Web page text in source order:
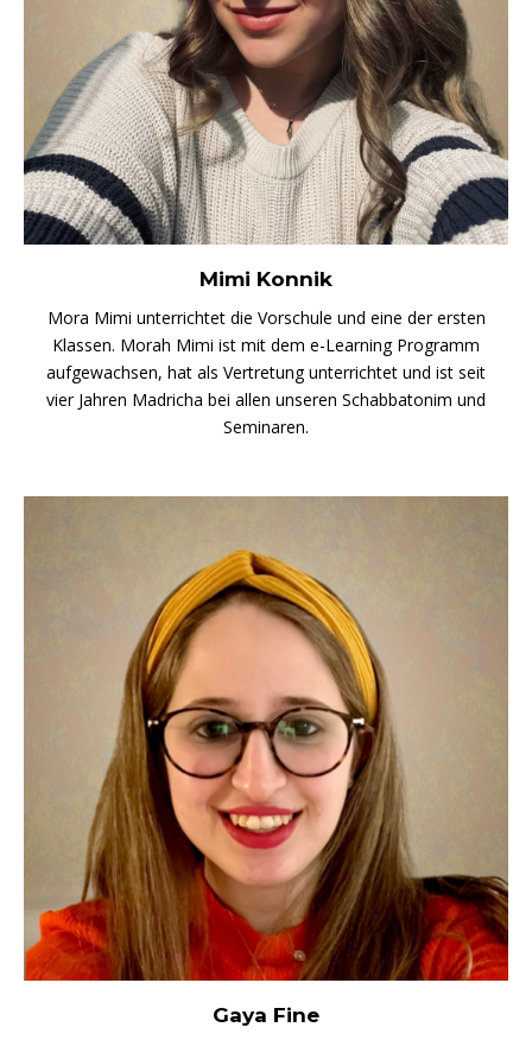
Mimi Konnik
Mora Mimi unterrichtet die Vorschule und eine der ersten
Klassen. Morah Mimi ist mit dem e-Learning Programm
aufgewachsen, hat als Vertretung unterrichtet und ist seit
vier Jahren Madricha bei allen unseren Schabbatonim und
Seminaren.
Gaya Fine